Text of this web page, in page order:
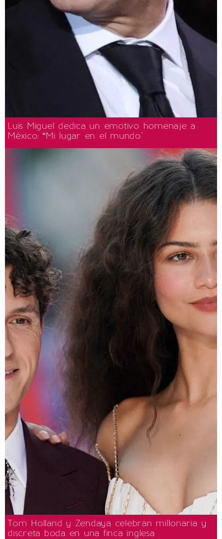
Luis Miguel dedica un emotivo homenaje a
México: “Mi lugar en el mundo"
Tom Holland y Zendaya celebran millonaria y
discreta boda en una finca inglesa